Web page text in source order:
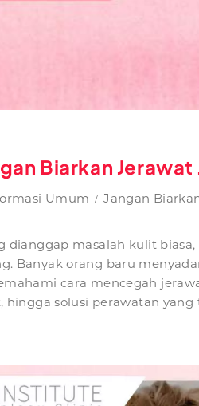
Biarkan
Umum Jangan
dianggap masalah kulit
Banyak orang baru
cara mencegah
hingga solusi perawatan